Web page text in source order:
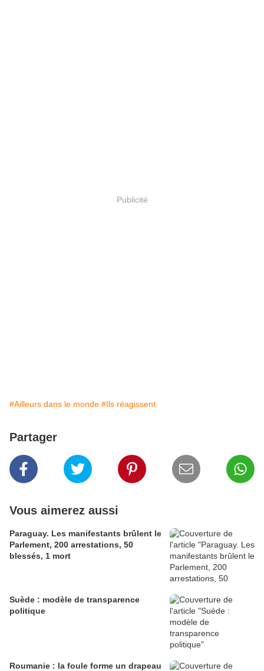
Publicité
#Ailleurs dans le monde #Ils réagissent
Partager
Vous aimerez aussi
Paraguay. Les manifestants brûlent le
Parlement, 200 arrestations, 50
blessés, 1 mort
Suède : modèle de transparence
politique
Roumanie : la foule forme un drapeau